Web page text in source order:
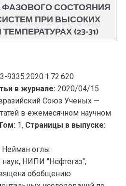
СОСТОЯНИЯ
ПРИ ВЫСОКИХ
(23-31)
9335.2020.1.72.620
в журнале: 2020/04/15
Союз Ученых —
в ежемесячном научном
1, Страницы в выпуске:
Нейман оглы
наук, НИПИ "Нефтегаз",
обобщению